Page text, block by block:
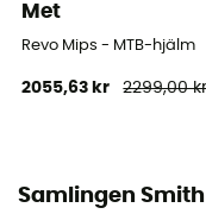
Met
Revo Mips - MTB-hjälm
2055,63 kr 2299,00
Samlingen Smith